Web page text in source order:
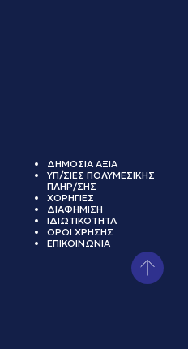
ΔΗΜΟΣΙΑ ΑΞΙΑ
ΥΠ/ΣΙΕΣ ΠΟΛΥΜΕΣΙΚΗΣ
ΠΛΗΡ/ΣΗΣ
ΧΟΡΗΓΙΕΣ
ΔΙΑΦΗΜΙΣΗ
ΙΔΙΩΤΙΚΟΤΗΤΑ
ΟΡΟΙ ΧΡΗΣΗΣ
ΕΠΙΚΟΙΝΩΝΙΑ